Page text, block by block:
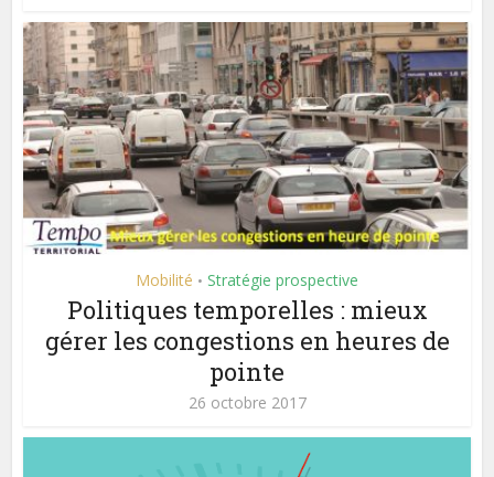
Mobilité • Stratégie prospective
Politiques temporelles : mieux
gérer les congestions en heures de
pointe
26 octobre 2017